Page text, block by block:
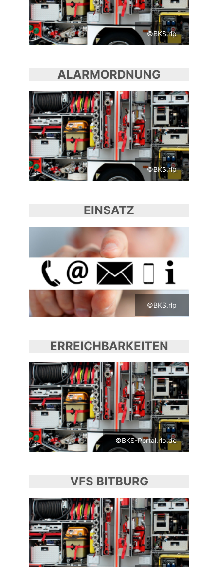
©BKS.rlp
ALARMORDNUNG
©BKS.rlp
EINSATZ
©BKS.rlp
ERREICHBARKEITEN
©BKS-Portal.rlp.de
VFS BITBURG